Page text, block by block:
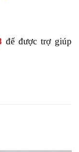
để được trợ giúp